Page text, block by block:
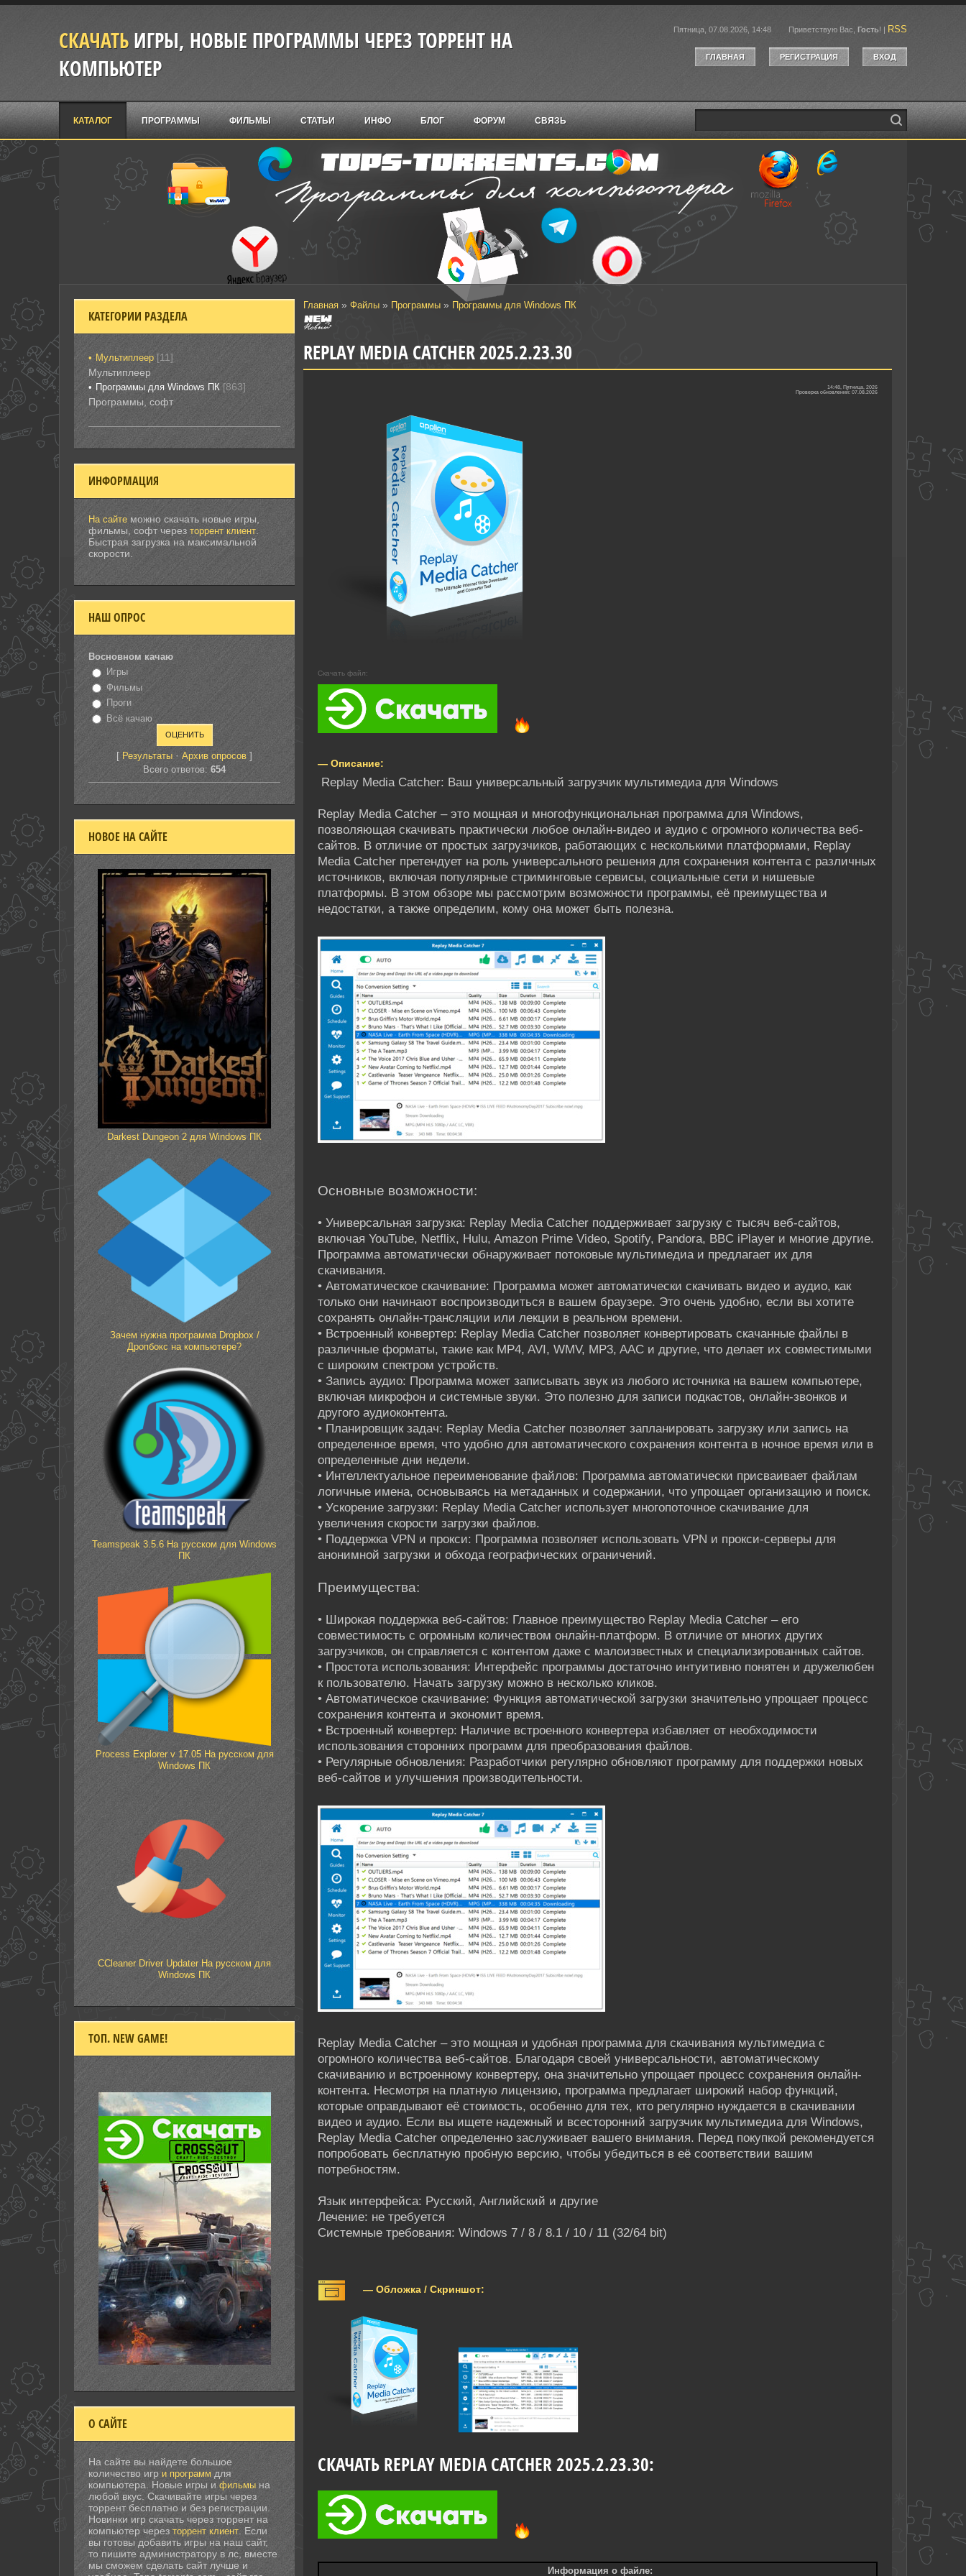
СКАЧАТЬИГРЫ, НОВЫЕ ПРОГРАММЫ ЧЕРЕЗ ТОРРЕНТ НА
КОМПЬЮТЕР
Пятница, 07.08.2026, 14:48 Приветствую Вас Гость! | RSS
ГЛАВНАЯ РЕГИСТРАЦИЯ ВХОД
КАТАЛОГ ПРОГРАММЫ ФИЛЬМЫ СТАТЬИ ИНФО БЛОГ ФОРУМ СВЯЗЬ
Главная» Файлы» Программы» Программы для Windows ПК
REPLAY MEDIA CATCHER 2025.2.23.30
14:48, Пятница, 2026
Проверка обновлений: 07.08.2026
Скачать файл:
— Описание:
Replay Media Catcher: Ваш универсальный загрузчик мультимедиа для Windows
Replay Media Catcher – это мощная и многофункциональная программа для Windows,
позволяющая скачивать практически любое онлайн-видео и аудио с огромного количества веб-
сайтов. В отличие от простых загрузчиков, работающих с несколькими платформами, Replay
Media Catcher претендует на роль универсального решения для сохранения контента с различных
источников, включая популярные стриминговые сервисы, социальные сети и нишевые
платформы. В этом обзоре мы рассмотрим возможности программы, её преимущества и
недостатки, а также определим, кому она может быть полезна.
Основные возможности:
• Универсальная загрузка: Replay Media Catcher поддерживает загрузку с тысяч веб-сайтов,
включая YouTube, Netflix, Hulu, Amazon Prime Video, Spotify, Pandora, BBC iPlayer и многие другие.
Программа автоматически обнаруживает потоковые мультимедиа и предлагает их для
скачивания.
• Автоматическое скачивание: Программа может автоматически скачивать видео и аудио, как
только они начинают воспроизводиться в вашем браузере. Это очень удобно, если вы хотите
сохранять онлайн-трансляции или лекции в реальном времени.
• Встроенный конвертер: Replay Media Catcher позволяет конвертировать скачанные файлы в
различные форматы, такие как MP4, AVI, WMV, MP3, AAC и другие, что делает их совместимыми
с широким спектром устройств.
• Запись аудио: Программа может записывать звук из любого источника на вашем компьютере,
включая микрофон и системные звуки. Это полезно для записи подкастов, онлайн-звонков и
другого аудиоконтента.
• Планировщик задач: Replay Media Catcher позволяет запланировать загрузку или запись на
определенное время, что удобно для автоматического сохранения контента в ночное время или в
определенные дни недели.
• Интеллектуальное переименование файлов: Программа автоматически присваивает файлам
логичные имена, основываясь на метаданных и содержании, что упрощает организацию и поиск.
• Ускорение загрузки: Replay Media Catcher использует многопоточное скачивание для
увеличения скорости загрузки файлов.
• Поддержка VPN и прокси: Программа позволяет использовать VPN и прокси-серверы для
анонимной загрузки и обхода географических ограничений.
Преимущества:
• Широкая поддержка веб-сайтов: Главное преимущество Replay Media Catcher – его
совместимость с огромным количеством онлайн-платформ. В отличие от многих других
загрузчиков, он справляется с контентом даже с малоизвестных и специализированных сайтов.
• Простота использования: Интерфейс программы достаточно интуитивно понятен и дружелюбен
к пользователю. Начать загрузку можно в несколько кликов.
• Автоматическое скачивание: Функция автоматической загрузки значительно упрощает процесс
сохранения контента и экономит время.
• Встроенный конвертер: Наличие встроенного конвертера избавляет от необходимости
использования сторонних программ для преобразования файлов.
• Регулярные обновления: Разработчики регулярно обновляют программу для поддержки новых
веб-сайтов и улучшения производительности.
Replay Media Catcher – это мощная и удобная программа для скачивания мультимедиа с
огромного количества веб-сайтов. Благодаря своей универсальности, автоматическому
скачиванию и встроенному конвертеру, она значительно упрощает процесс сохранения онлайн-
контента. Несмотря на платную лицензию, программа предлагает широкий набор функций,
которые оправдывают её стоимость, особенно для тех, кто регулярно нуждается в скачивании
видео и аудио. Если вы ищете надежный и всесторонний загрузчик мультимедиа для Windows,
Replay Media Catcher определенно заслуживает вашего внимания. Перед покупкой рекомендуется
попробовать бесплатную пробную версию, чтобы убедиться в её соответствии вашим
потребностям.
Язык интерфейса: Русский, Английский и другие
Лечение: не требуется
Системные требования: Windows 7 / 8 / 8.1 / 10 / 11 (32/64 bit)
— Обложка / Скриншот:
СКАЧАТЬ REPLAY MEDIA CATCHER 2025.2.23.30:
Информация о файле:
КАТЕГОРИИ РАЗДЕЛА
Мультиплеер [11]
Мультиплеер
Программы для Windows ПК [863]
Программы, софт
ИНФОРМАЦИЯ
На сайте можно скачать новые игры,
фильмы, софт через торрент клиент
Быстрая загрузка на максимальной
скорости.
НАШ ОПРОС
Восновном качаю
Игры
Фильмы
Проги
Всё качаю
[ Результаты·Архив опросов ]
Всего ответов:654
НОВОЕ НА САЙТЕ
Darkest Dungeon 2 для Windows ПК
Зачем нужна программа Dropbox /
Дропбокс на компьютере?
Teamspeak 3.5.6 На русском для Windows
ПК
Process Explorer v 17.05 На русском для
Windows ПК
CCleaner Driver Updater На русском для
Windows ПК
ТОП. NEW GAME!
О САЙТЕ
На сайте вы найдете большое
количество игр и программ для
компьютера. Новые игры ифильмы на
любой вкус. Скачивайте игры через
торрент бесплатно и без регистрации.
Новинки игр скачать через торрент на
компьютер черезторрент клиент . Если
вы готовы добавить игры на наш сайт,
то пишите администратору в лс, вместе
мы сможем сделать сайт лучше и